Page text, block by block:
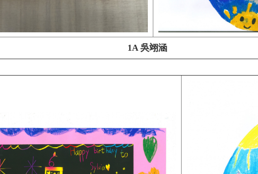
1A 吳翊涵